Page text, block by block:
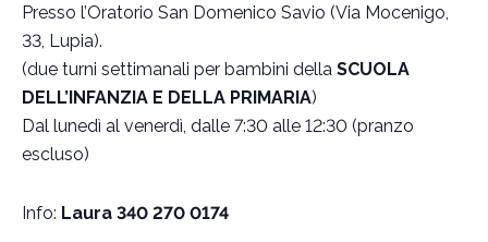
Presso l’Oratorio San Domenico Savio (Via Mocenigo,
33, Lupia).
(due turni settimanali per bambini della SCUOLA
DELL’INFANZIA E DELLA PRIMARIA)
Dal lunedì al venerdì, dalle 7:30 alle 12:30 (pranzo
escluso)
Info: Laura 340 270 0174